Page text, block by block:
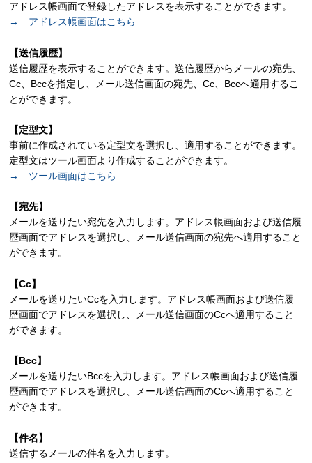
アドレス帳画面で登録したアドレスを表示することができます。
→ アドレス帳画面はこちら
【送信履歴】
送信履歴を表示することができます。送信履歴からメールの宛先、
Cc、Bccを指定し、メール送信画面の宛先、Cc、Bccへ適用するこ
とができます。
【定型文】
事前に作成されている定型文を選択し、適用することができます。
定型文はツール画面より作成することができます。
→ ツール画面はこちら
【宛先】
メールを送りたい宛先を入力します。アドレス帳画面および送信履
歴画面でアドレスを選択し、メール送信画面の宛先へ適用すること
ができます。
【Cc】
メールを送りたいCcを入力します。アドレス帳画面および送信履
歴画面でアドレスを選択し、メール送信画面のCcへ適用すること
ができます。
【Bcc】
メールを送りたいBccを入力します。アドレス帳画面および送信履
歴画面でアドレスを選択し、メール送信画面のCcへ適用すること
ができます。
【件名】
送信するメールの件名を入力します。